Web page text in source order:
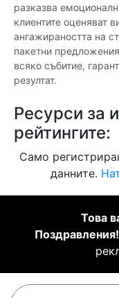
разказва
клиентите оценяват
ангажираността на
пакетни
всяко събитие,
резултат.
Ресурси за
рейтингите:
Само
данните.
Това
Поздравления!